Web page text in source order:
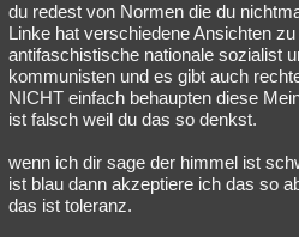
du redest von Normen die du
Linke hat verschiedene Ansichten
antifaschistische nationale sozialist
kommunisten und es gibt auch
NICHT einfach behaupten diese
ist falsch weil du das so denkst.
wenn ich dir sage der himmel ist
ist blau dann akzeptiere ich das so
das ist toleranz.